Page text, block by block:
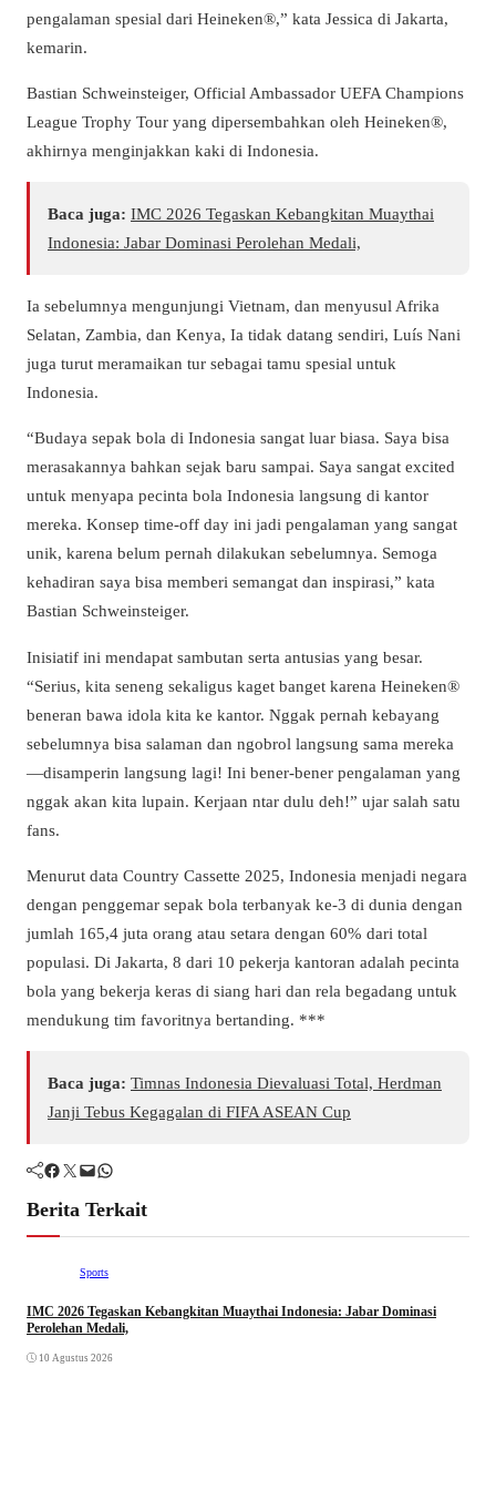
pengalaman spesial dari Heineken®,” kata Jessica di Jakarta,
kemarin.
Bastian Schweinsteiger, Official Ambassador UEFA Champions
League Trophy Tour yang dipersembahkan oleh Heineken®,
akhirnya menginjakkan kaki di Indonesia.
Baca juga: IMC 2026 Tegaskan Kebangkitan Muaythai
Indonesia: Jabar Dominasi Perolehan Medali,
Ia sebelumnya mengunjungi Vietnam, dan menyusul Afrika
Selatan, Zambia, dan Kenya, Ia tidak datang sendiri, Luís Nani
juga turut meramaikan tur sebagai tamu spesial untuk
Indonesia.
“Budaya sepak bola di Indonesia sangat luar biasa. Saya bisa
merasakannya bahkan sejak baru sampai. Saya sangat excited
untuk menyapa pecinta bola Indonesia langsung di kantor
mereka. Konsep time-off day ini jadi pengalaman yang sangat
unik, karena belum pernah dilakukan sebelumnya. Semoga
kehadiran saya bisa memberi semangat dan inspirasi,” kata
Bastian Schweinsteiger.
Inisiatif ini mendapat sambutan serta antusias yang besar.
“Serius, kita seneng sekaligus kaget banget karena Heineken®
beneran bawa idola kita ke kantor. Nggak pernah kebayang
sebelumnya bisa salaman dan ngobrol langsung sama mereka
—disamperin langsung lagi! Ini bener-bener pengalaman yang
nggak akan kita lupain. Kerjaan ntar dulu deh!” ujar salah satu
fans.
Menurut data Country Cassette 2025, Indonesia menjadi negara
dengan penggemar sepak bola terbanyak ke-3 di dunia dengan
jumlah 165,4 juta orang atau setara dengan 60% dari total
populasi. Di Jakarta, 8 dari 10 pekerja kantoran adalah pecinta
bola yang bekerja keras di siang hari dan rela begadang untuk
mendukung tim favoritnya bertanding. ***
Baca juga: Timnas Indonesia Dievaluasi Total, Herdman
Janji Tebus Kegagalan di FIFA ASEAN Cup
Facebook Twitter Mail WhatsApp
Berita Terkait
Sports
IMC 2026 Tegaskan Kebangkitan Muaythai Indonesia: Jabar Dominasi
Perolehan Medali,
10 Agustus 2026